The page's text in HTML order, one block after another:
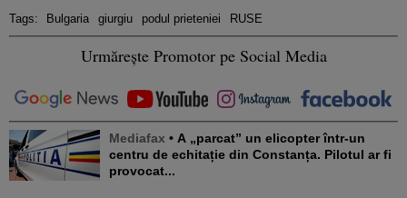
Tags: Bulgaria giurgiu podul prieteniei RUSE
Urmărește Promotor pe Social Media
Mediafax • A „parcat” un elicopter într-un
centru de echitație din Constanța. Pilotul ar fi
provocat...